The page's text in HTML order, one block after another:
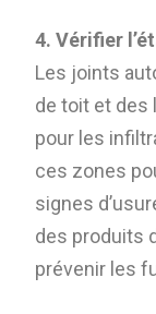
4. Vérifier
Les joints
de toit et des
pour les
ces zones
signes
des produits
prévenir les